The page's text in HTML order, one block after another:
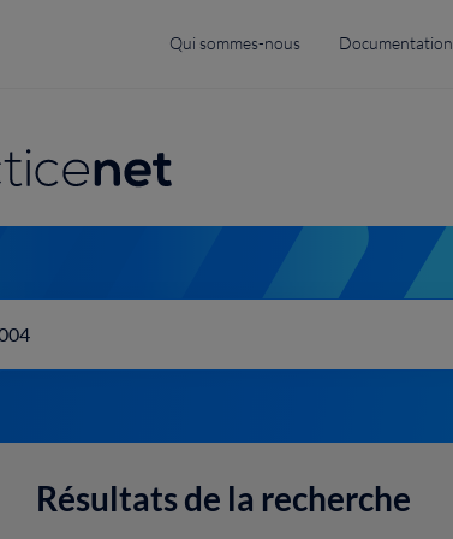
Top
Qui sommes-nous Documentation
Résultats de la recherche